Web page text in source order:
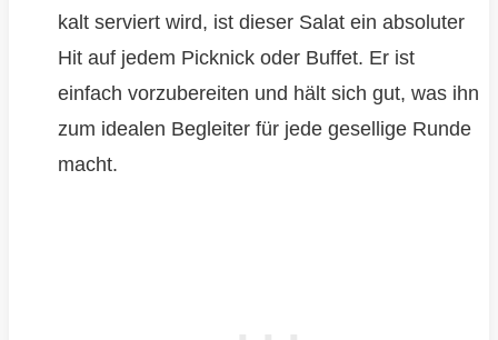
kalt serviert wird, ist dieser Salat ein absoluter
Hit auf jedem Picknick oder Buffet. Er ist
einfach vorzubereiten und hält sich gut, was ihn
zum idealen Begleiter für jede gesellige Runde
macht.